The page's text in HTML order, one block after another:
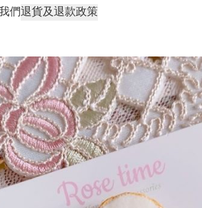
們退貨及退款政策